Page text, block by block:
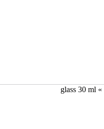
»
glass 30 ml